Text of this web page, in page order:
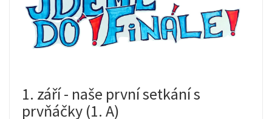
1. září - naše první setkání s
prvňáčky (1. A)